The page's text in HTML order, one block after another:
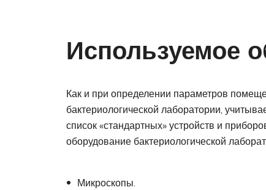
Используемое
Как и при определении параметров
бактериологической лаборатории,
список «стандартных» устройств и
оборудование бактериологической
Микроскопы.